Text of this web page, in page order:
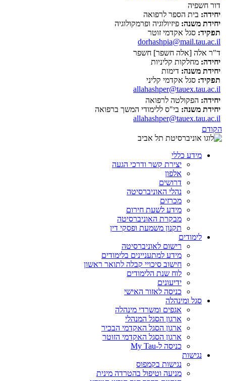
דור חשפיה
יחידה: בית הספר לרפואה
יחידת משנה: פיזיולוגיה ופרמקולוגיה
תפקיד: סגל אקדמי זוטר
dorhashpia@mail.tau.ac.il
ד"ר אלה [אלה חשפר] חשפר
יחידה: מחלקות קליניות
יחידת משנה: דימות
תפקיד: סגל אקדמי קליני
allahashper@tauex.tau.ac.il
יחידה: הפקולטה לרפואה
יחידת משנה: בי"ס ללימודי המשך ברפואה
allahashper@tauex.tau.ac.il
הקודם
מידע כללי
יצירת קשר ודרכי הגעה
אלפון
דרושים
נהלי האוניברסיטה
מכרזים
מידע לשעת חירום
מבקרת האוניברסיטה
תקנון משמעת ופסקי דין
לימודים
רישום לאוניברסיטה
מידע למתעניינים בלימודים
חישוב סיכויי קבלה לתואר ראשון
לוח שנת הלימודים
ידיעונים
כניסה לאזור האישי
סגל ומינהלה
אגפים ומשרדי מינהלה
ארגון הסגל המנהלי
ארגון הסגל האקדמי הבכיר
ארגון הסגל האקדמי הזוטר
כניסה ל-My Tau
נגישות
נגישות בקמפוס
מניעה וטיפול בהטרדה מינית